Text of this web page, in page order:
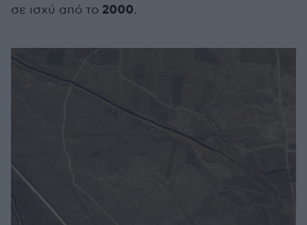
σε ισχύ από το 2000.